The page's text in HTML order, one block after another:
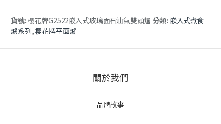
貨號:櫻花牌G2522嵌入式玻璃面石油氣雙頭爐 分類: 嵌入式煮食
爐系列,櫻花牌平面爐
關於我們
品牌故事